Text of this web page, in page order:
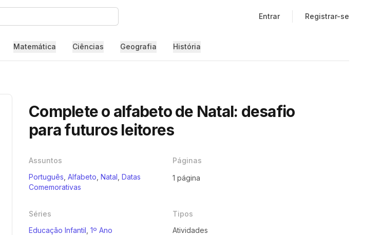
Entrar Registrar-se
Matemática Ciências Geografia História
Complete o alfabeto de Natal: desafio
para futuros leitores
Assuntos
Português Alfabeto Natal Datas
Comemorativas
Páginas
1 página
Séries
Educação Infantil 1º Ano
Tipos
Atividades